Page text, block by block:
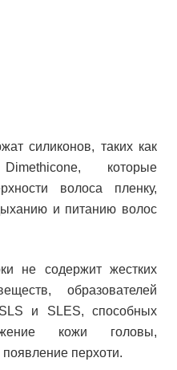
силиконов, таких как
которые
волоса пленку,
и питанию волос
не содержит жестких
образователей
и SLES, способных
кожи головы,
перхоти.